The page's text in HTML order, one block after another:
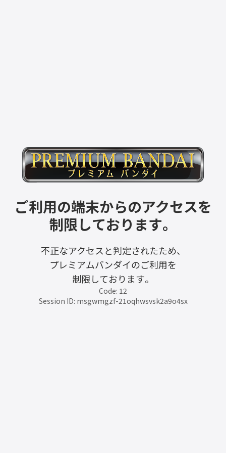
ご利用の端末からのアクセスを
制限しております。
不正なアクセスと判定されたため、
プレミアムバンダイのご利用を
制限しております。
Code: 12
Session ID: msgwmgzf-21oqhwsvsk2a9o4sx